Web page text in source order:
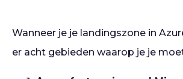
Wanneer je je landingszone in
er acht gebieden waarop je je